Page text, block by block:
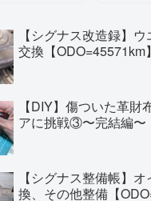
【シグナス改造録】
交換【ODO=45571km】
【DIY】傷ついた革財
アに挑戦③〜完結編〜
【シグナス整備帳】
換、その他整備【